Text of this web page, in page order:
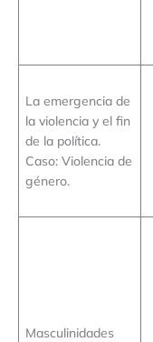
La emergencia de
la violencia y el fin
de la política.
Caso: Violencia de
género.
Masculinidades